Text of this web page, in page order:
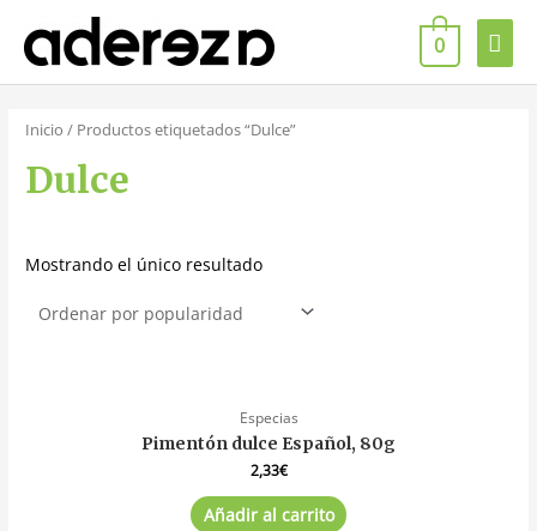
0
Inicio / Productos etiquetados “Dulce”
Dulce
Mostrando el único resultado
Especias
Pimentón dulce Español, 80g
2,33€
Añadir al carrito